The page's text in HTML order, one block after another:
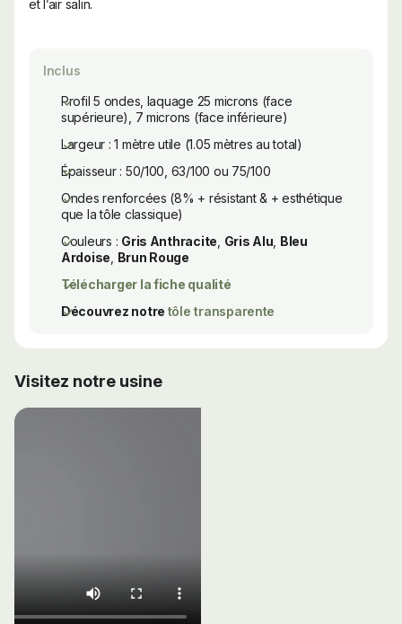
et l’air salin.
Inclus
Profil 5 ondes, laquage 25 microns (face
supérieure), 7 microns (face inférieure)
Largeur : 1 mètre utile (1.05 mètres au total)
Épaisseur : 50/100, 63/100 ou 75/100
Ondes renforcées (8% + résistant & + esthétique
que la tôle classique)
Couleurs : Gris Anthracite Gris Alu Bleu
Ardoise Brun Rouge
Télécharger la fiche qualité
Découvrez notre tôle transparente
Visitez notre usine